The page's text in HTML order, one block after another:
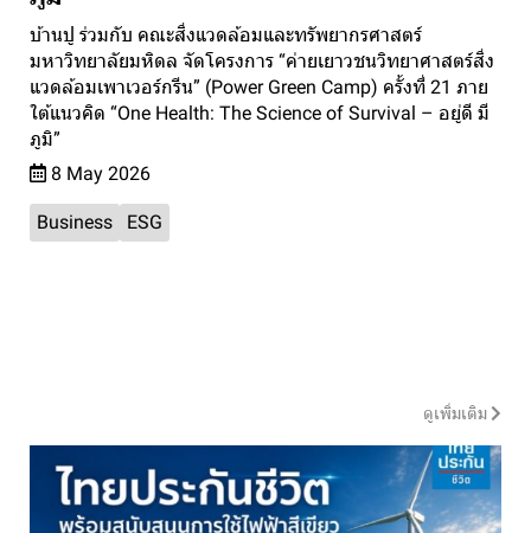
บ้านปู ร่วมกับ คณะสิ่งแวดล้อมและทรัพยากรศาสตร์
มหาวิทยาลัยมหิดล จัดโครงการ “ค่ายเยาวชนวิทยาศาสตร์สิ่ง
แวดล้อมเพาเวอร์กรีน” (Power Green Camp) ครั้งที่ 21 ภาย
ใต้แนวคิด “One Health: The Science of Survival – อยู่ดี มี
ภูมิ”
8 May 2026
Business ESG
ดูเพิ่มเติม